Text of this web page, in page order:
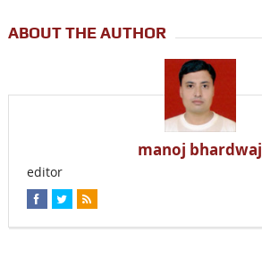
ABOUT THE AUTHOR
manoj bhardwaj
editor